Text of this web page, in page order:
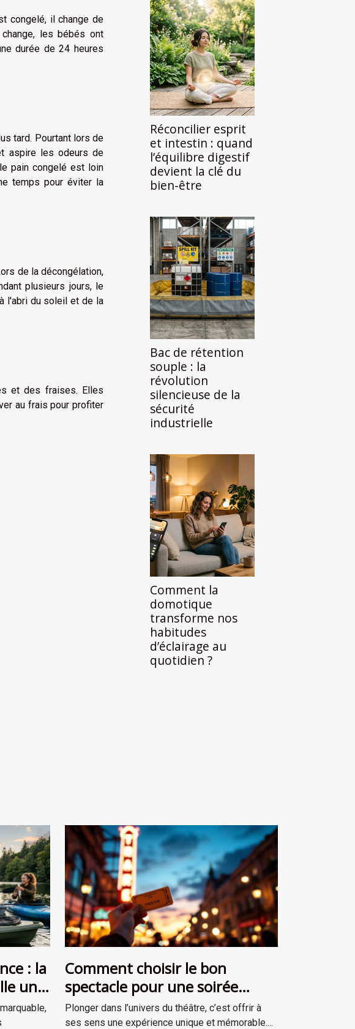
congelé, il change de
les bébés ont
durée de 24 heures
tard. Pourtant lors de
aspire les odeurs de
pain congelé est loin
temps pour éviter la
de la décongélation,
plusieurs jours, le
l'abri du soleil et de la
et des fraises. Elles
au frais pour profiter
Réconcilier esprit
et intestin : quand
l’équilibre digestif
devient la clé du
bien-être
Bac de rétention
souple : la
révolution
silencieuse de la
sécurité
industrielle
Comment la
domotique
transforme nos
habitudes
d’éclairage au
quotidien ?
: la
une
Comment choisir le bon
spectacle pour une soirée
théâtrale inoubliable ?
Plonger dans l’univers du théâtre, c’est offrir à
ses sens une expérience unique et mémorable....